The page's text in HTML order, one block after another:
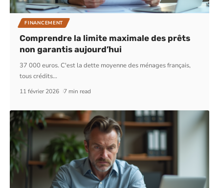
FINANCEMENT
Comprendre la limite maximale des prêts
non garantis aujourd’hui
37 000 euros. C'est la dette moyenne des ménages français,
tous crédits…
11 février 2026 7 min read